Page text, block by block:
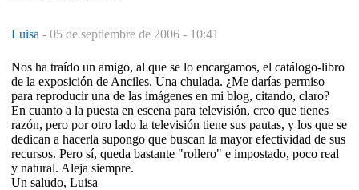
Luisa - 05 de septiembre de 2006 - 10:41
Nos ha traído un amigo, al que se lo encargamos, el catálogo-libro
de la exposición de Anciles. Una chulada. ¿Me darías permiso
para reproducir una de las imágenes en mi blog, citando, claro?
En cuanto a la puesta en escena para televisión, creo que tienes
razón, pero por otro lado la televisión tiene sus pautas, y los que se
dedican a hacerla supongo que buscan la mayor efectividad de sus
recursos. Pero sí, queda bastante "rollero" e impostado, poco real
y natural. Aleja siempre.
Un saludo, Luisa